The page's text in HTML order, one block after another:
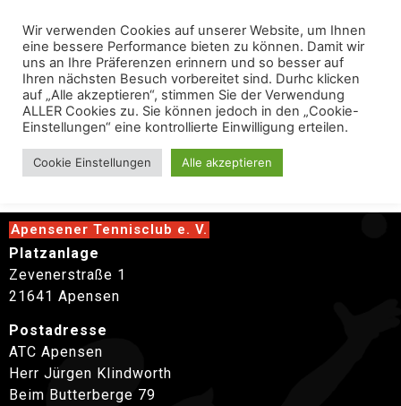
Klingelturnier
Apensener Tennisclub e. V.
Platzanlage
Zevenerstraße 1
21641 Apensen
Postadresse
ATC Apensen
Herr Jürgen Klindworth
Beim Butterberge 79
Wir verwenden Cookies auf unserer Website, um Ihnen
eine bessere Performance bieten zu können. Damit wir
uns an Ihre Präferenzen erinnern und so besser auf
Ihren nächsten Besuch vorbereitet sind. Durhc klicken
auf „Alle akzeptieren“, stimmen Sie der Verwendung
ALLER Cookies zu. Sie können jedoch in den „Cookie-
Einstellungen“ eine kontrollierte Einwilligung erteilen.
Cookie Einstellungen Alle akzeptieren